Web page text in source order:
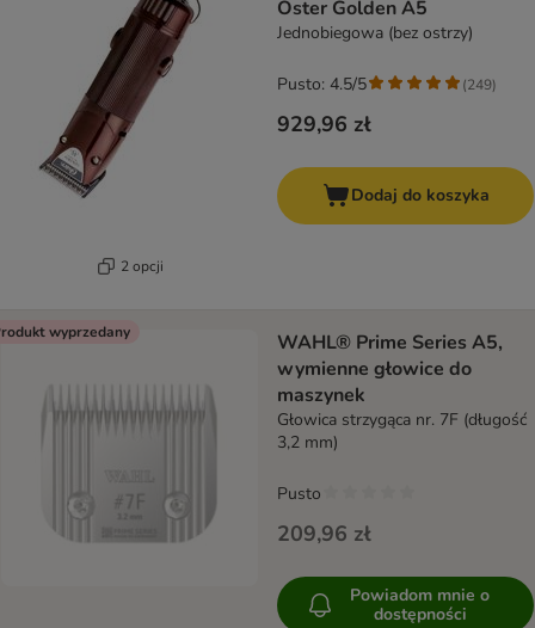
2 opcji
Oster Golden A5
Jednobiegowa (bez ostrzy)
929,96 zł
Pusto: 4.5/5 (249)
Dodaj do koszyka
wyprzedany
WAHL® Prime Series A5,
wymienne głowice do
maszynek
Głowica strzygąca nr. 7F (długość
3,2 mm)
209,96 zł
Pusto
Powiadom mnie o
dostępności